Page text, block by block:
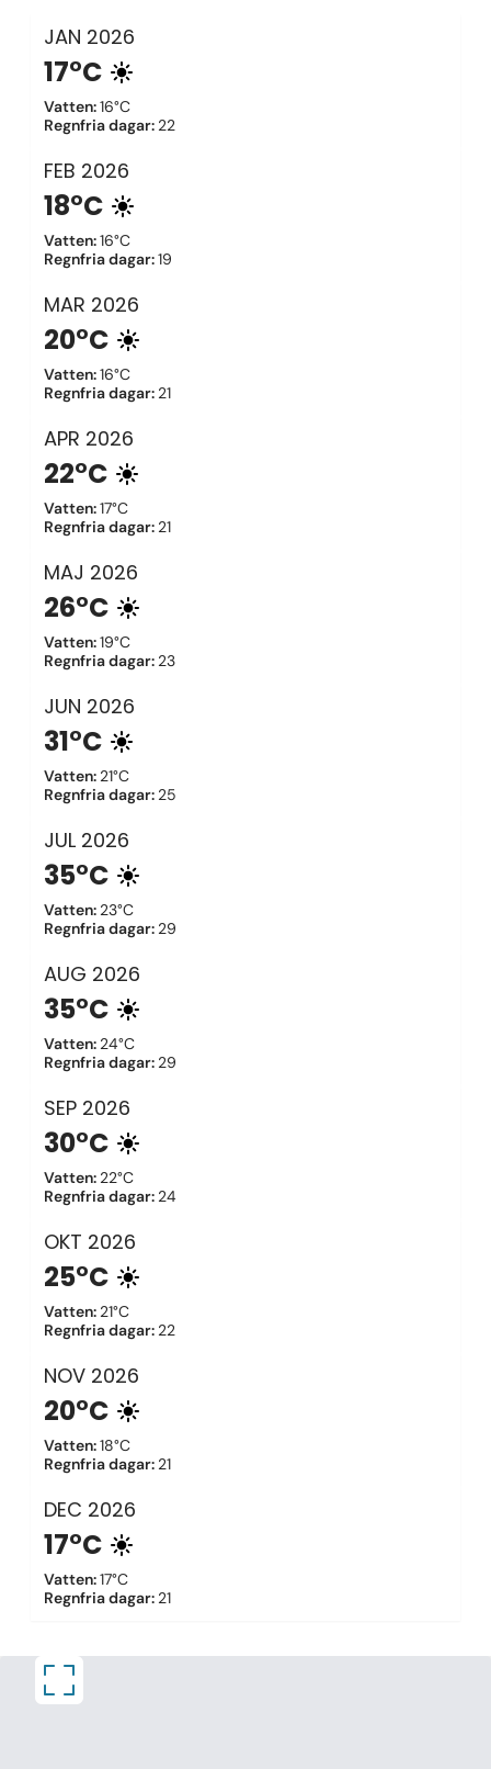
JAN 2026
17°C
Vatten:16°C
Regnfria dagar: 22
FEB 2026
18°C
Vatten:16°C
Regnfria dagar:19
MAR 2026
20°C
Vatten:16°C
Regnfria dagar: 21
APR 2026
22°C
Vatten:17°C
Regnfria dagar: 21
MAJ 2026
26°C
Vatten:19°C
Regnfria dagar: 23
JUN 2026
31°C
Vatten: 21°C
Regnfria dagar: 25
JUL 2026
35°C
Vatten: 23°C
Regnfria dagar: 29
AUG 2026
35°C
Vatten: 24°C
Regnfria dagar: 29
SEP 2026
30°C
Vatten: 22°C
Regnfria dagar: 24
OKT 2026
25°C
Vatten: 21°C
Regnfria dagar: 22
NOV 2026
20°C
Vatten:18°C
Regnfria dagar: 21
DEC 2026
17°C
Vatten:17°C
Regnfria dagar: 21